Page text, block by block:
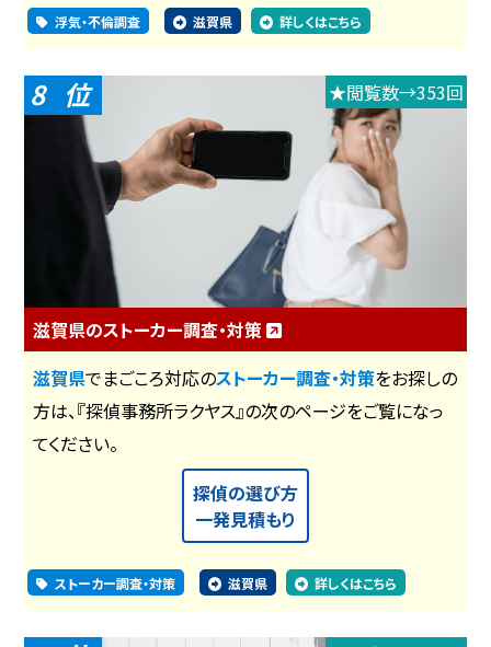
浮気・不倫調査 滋賀県 詳しくはこちら
8 ★閲覧数→353回
滋賀県のストーカー調査・対策
滋賀県でまごころ対応のストーカー調査・対策をお探しの
方は、『探偵事務所ラクヤス』の次のページをご覧になっ
てください。
探偵の選び方
一発見積もり
ストーカー調査・対策 滋賀県 詳しくはこちら